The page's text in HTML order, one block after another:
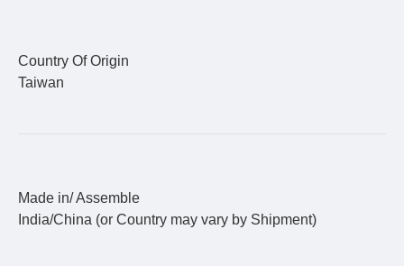
Country Of Origin
Taiwan
Made in/ Assemble
India/China (or Country may vary by Shipment)